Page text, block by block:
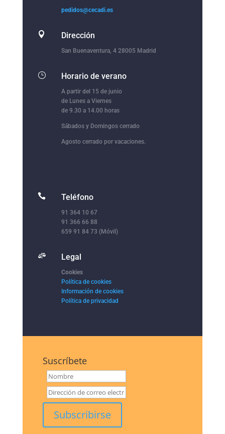
pedidos@cecadi.es
 Dirección
San Buenaventura, 4 28005 Madrid
} Horario de verano
A partir del 15 de junio
de Lunes a Viernes
de 9.30 a 14.00 horas
Sábados y Domingos cerrado
Agosto cerrado por vacaciones.
 Teléfono
91 364 10 67
91 366 66 88
659 91 84 73 (Móvil)
 Legal
Cookies
Política de cookies
Información de cookies
Política de privacidad
Suscríbete